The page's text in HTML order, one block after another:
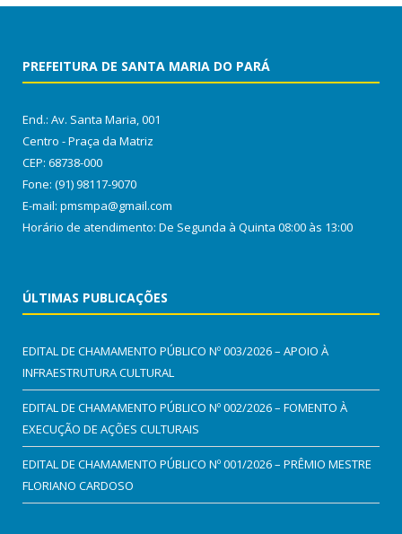
PREFEITURA DE SANTA MARIA DO PARÁ
End.: Av. Santa Maria, 001
Centro - Praça da Matriz
CEP: 68738-000
Fone: (91) 98117-9070
E-mail: pmsmpa@gmail.com
Horário de atendimento: De Segunda à Quinta 08:00 às 13:00
ÚLTIMAS PUBLICAÇÕES
EDITAL DE CHAMAMENTO PÚBLICO Nº 003/2026 – APOIO À
INFRAESTRUTURA CULTURAL
EDITAL DE CHAMAMENTO PÚBLICO Nº 002/2026 – FOMENTO À
EXECUÇÃO DE AÇÕES CULTURAIS
EDITAL DE CHAMAMENTO PÚBLICO Nº 001/2026 – PRÊMIO MESTRE
FLORIANO CARDOSO